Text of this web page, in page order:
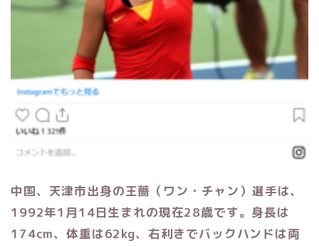
中国、天津市出身の王薔（ワン・チャン）選手は、
1992年1月14日生まれの現在28歳です。身長は
174cm、体重は62kg、右利きでバックハンドは両